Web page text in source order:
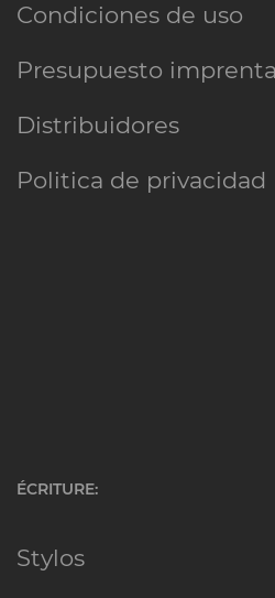
Condiciones de uso
Presupuesto imprenta
Distribuidores
Politica de privacidad
ÉCRITURE:
Stylos